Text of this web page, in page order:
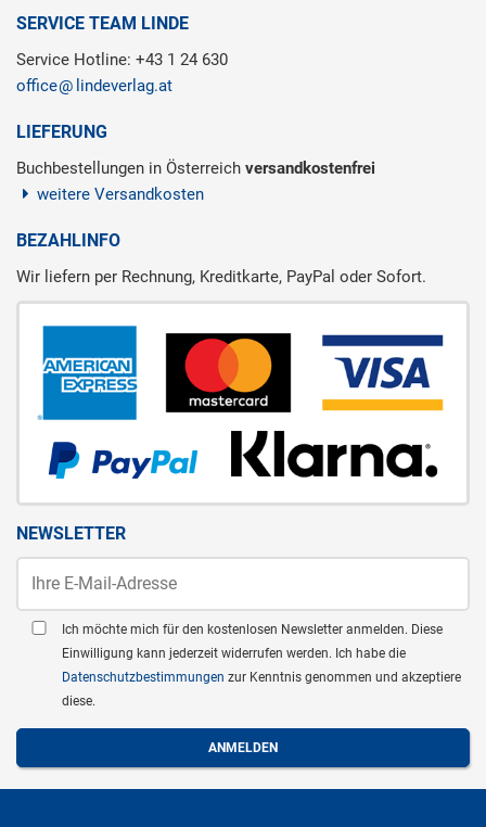
SERVICE TEAM LINDE
Service Hotline: +43 1 24 630
office
lindeverlag.at
LIEFERUNG
Buchbestellungen in Österreich versandkostenfrei
weitere Versandkosten
BEZAHLINFO
Wir liefern per Rechnung, Kreditkarte, PayPal oder Sofort.
NEWSLETTER
Ich möchte mich für den kostenlosen Newsletter anmelden. Diese
Einwilligung kann jederzeit widerrufen werden. Ich habe die
Datenschutzbestimmungen zur Kenntnis genommen und akzeptiere
diese.